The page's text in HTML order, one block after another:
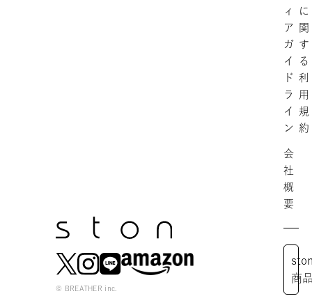
ィ
ア
ガ
イ
ド
ラ
イ
ン
に
関
す
る
利
用
規
約
会
社
概
要
商
© BREATHER inc.